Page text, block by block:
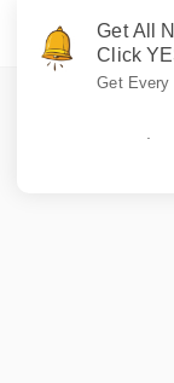
Get All
Click
Get Every